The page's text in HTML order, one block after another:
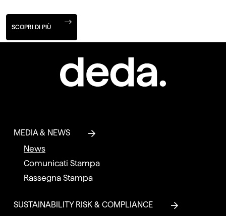
SCOPRI DI PIÙ
MEDIA & NEWS
News
Comunicati Stampa
Rassegna Stampa
SUSTAINABILITY RISK & COMPLIANCE